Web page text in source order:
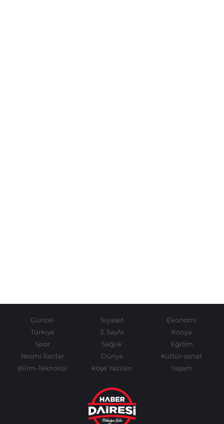
Güncel Siyaset
Ekonomi
Türkiye
3. Sayfa
Konya
Spor
Sağlık
Eğitim
Resmi İlanlar
Dünya
Kültür-sanat
Bilim-Teknoloji
Köşe Yazıları Yaşam